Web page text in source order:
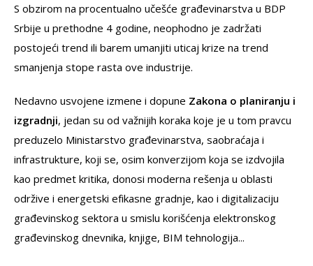
S obzirom na procentualno učešće građevinarstva u BDP
Srbije u prethodne 4 godine, neophodno je zadržati
postojeći trend ili barem umanjiti uticaj krize na trend
smanjenja stope rasta ove industrije.
Nedavno usvojene izmene i dopune Zakona o planiranju i
izgradnji, jedan su od važnijih koraka koje je u tom pravcu
preduzelo Ministarstvo građevinarstva, saobraćaja i
infrastrukture, koji se, osim konverzijom koja se izdvojila
kao predmet kritika, donosi moderna rešenja u oblasti
održive i energetski efikasne gradnje, kao i digitalizaciju
građevinskog sektora u smislu korišćenja elektronskog
građevinskog dnevnika, knjige, BIM tehnologija...